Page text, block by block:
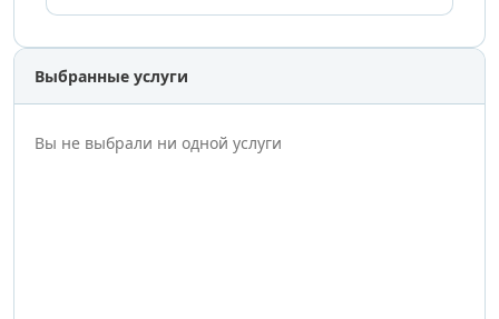
Выбранные услуги
Вы не выбрали ни одной услуги